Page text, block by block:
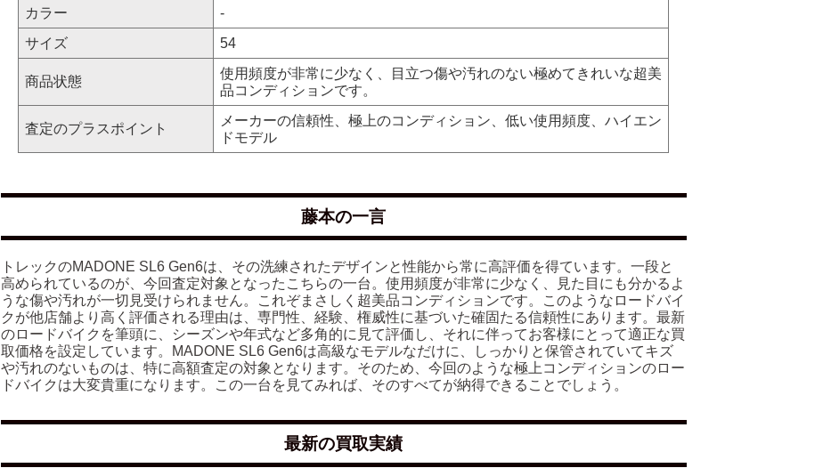
カラー
-
サイズ
54
商品状態
使用頻度が非常に少なく、目立つ傷や汚れのない極めてきれいな超美
品コンディションです。
査定のプラスポイント
メーカーの信頼性、極上のコンディション、低い使用頻度、ハイエン
ドモデル
藤本の一言
トレックのMADONE SL6 Gen6は、その洗練されたデザインと性能から常に高評価を得ています。一段と
高められているのが、今回査定対象となったこちらの一台。使用頻度が非常に少なく、見た目にも分かるよ
うな傷や汚れが一切見受けられません。これぞまさしく超美品コンディションです。このようなロードバイ
クが他店舗より高く評価される理由は、専門性、経験、権威性に基づいた確固たる信頼性にあります。最新
のロードバイクを筆頭に、シーズンや年式など多角的に見て評価し、それに伴ってお客様にとって適正な買
取価格を設定しています。MADONE SL6 Gen6は高級なモデルなだけに、しっかりと保管されていてキズ
や汚れのないものは、特に高額査定の対象となります。そのため、今回のような極上コンディションのロー
ドバイクは大変貴重になります。この一台を見てみれば、そのすべてが納得できることでしょう。
最新の買取実績